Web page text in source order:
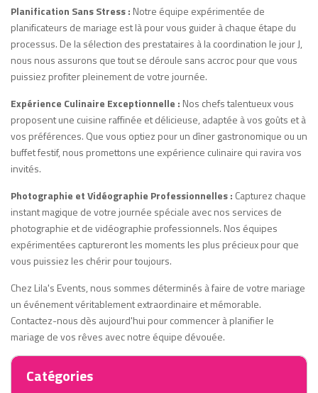
Planification Sans Stress : Notre équipe expérimentée de
planificateurs de mariage est là pour vous guider à chaque étape du
processus. De la sélection des prestataires à la coordination le jour J,
nous nous assurons que tout se déroule sans accroc pour que vous
puissiez profiter pleinement de votre journée.
Expérience Culinaire Exceptionnelle : Nos chefs talentueux vous
proposent une cuisine raffinée et délicieuse, adaptée à vos goûts et à
vos préférences. Que vous optiez pour un dîner gastronomique ou un
buffet festif, nous promettons une expérience culinaire qui ravira vos
invités.
Photographie et Vidéographie Professionnelles : Capturez chaque
instant magique de votre journée spéciale avec nos services de
photographie et de vidéographie professionnels. Nos équipes
expérimentées captureront les moments les plus précieux pour que
vous puissiez les chérir pour toujours.
Chez Lila's Events, nous sommes déterminés à faire de votre mariage
un événement véritablement extraordinaire et mémorable.
Contactez-nous dès aujourd'hui pour commencer à planifier le
mariage de vos rêves avec notre équipe dévouée.
Catégories